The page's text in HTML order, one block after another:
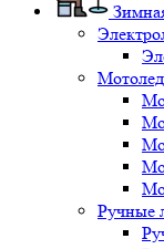
Ручные